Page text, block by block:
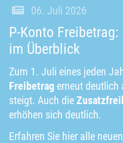
06. Juli 2026
P-Konto
im Überblick
Zum 1. Juli eines jeden
Freibetrag erneut deutlich
steigt. Auch die
erhöhen sich deutlich.
Erfahren Sie hier alle